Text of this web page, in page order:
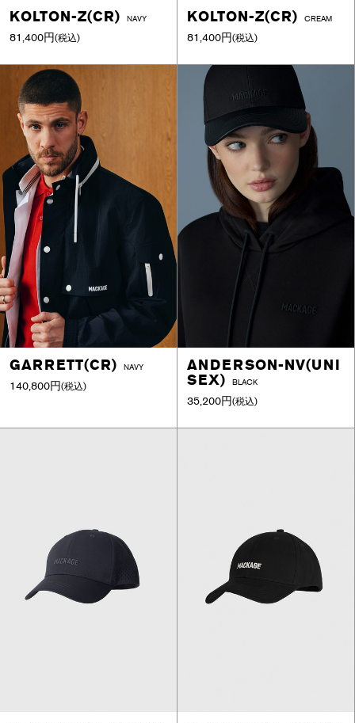
KOLTON-Z(CR) NAVY
81,400円(税込)
KOLTON-Z(CR) CREAM
81,400円(税込)
GARRETT(CR) NAVY
140,800円(税込)
ANDERSON-NV(UNI
SEX)
BLACK
35,200円(税込)